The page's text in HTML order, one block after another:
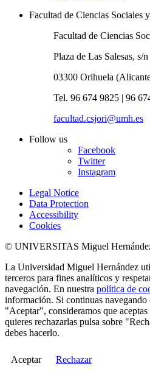
Facultad de Ciencias Sociales
Facultad de Ciencias
Plaza de Las Salesas, s/n
03300 Orihuela
Tel. 96 674 9825 | 96
facultad.csjori@umh.es
Follow us
Facebook
Twitter
Instagram
Legal Notice
Data Protection
Accessibility
Cookies
© UNIVERSITAS Miguel
La Universidad Miguel Hernández
terceros para fines analíticos y
navegación. En nuestra política de
información. Si continuas navegando
"Aceptar", consideramos que
quieres rechazarlas pulsa sobre
debes hacerlo.
Aceptar Rechazar